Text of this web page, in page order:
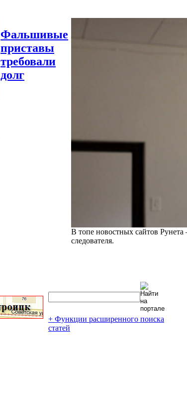
Фальшивые
приставы
требовали
долг
В топе новостных сайтов Рунета
следователя.
+ Функции расширенного поиска
статей